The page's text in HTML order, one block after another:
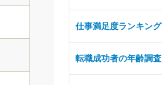
仕事満足度ランキング
転職成功者の年齢調査